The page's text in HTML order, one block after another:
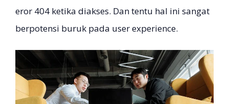
eror 404 ketika diakses. Dan tentu hal ini sangat
berpotensi buruk pada user experience.